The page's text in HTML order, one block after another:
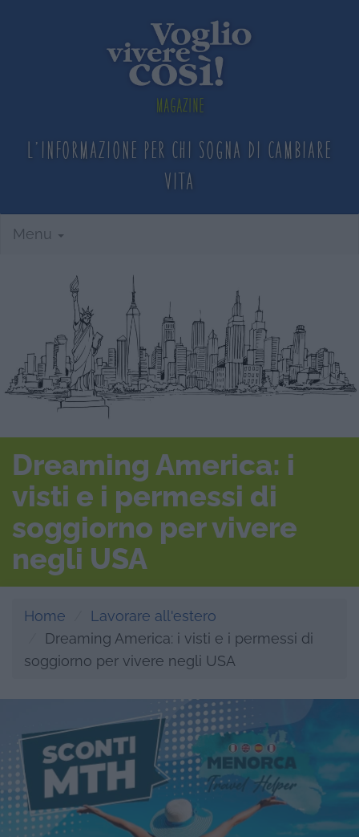
Magazine
L'informazione per chi sogna di cambiare
vita
Menu
Dreaming America: i
visti e i permessi di
soggiorno per vivere
negli USA
Home
Lavorare all'estero
Dreaming America: i visti e i permessi di
soggiorno per vivere negli USA